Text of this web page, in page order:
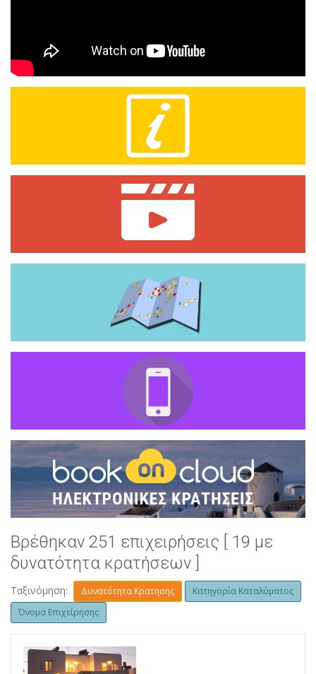
Βρέθηκαν 251 επιχειρήσεις [ 19 με
δυνατότητα κρατήσεων ]
Ταξινόμηση: Δυνατότητα Κρατησης
Κατηγορία Καταλύματος
Όνομα Επιχείρησης